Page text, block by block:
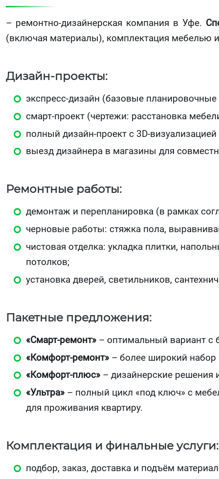
– ремонтно-дизайнерская компания в Уфе.
(включая материалы), комплектация мебелью
Дизайн-проекты:
экспресс‑дизайн (базовые
смарт‑проект (чертежи: расстановка
полный дизайн‑проект с
выезд дизайнера в магазины для
Ремонтные работы:
демонтаж и перепланировка (в рамках
черновые работы: стяжка пола,
чистовая отделка: укладка плитки,
потолков;
установка дверей, светильников,
Пакетные предложения:
«Смарт‑ремонт» – оптимальный вариант
«Комфорт‑ремонт» – более широкий набор
«Комфорт‑плюс» – дизайнерские
«Ультра» – полный цикл «под ключ» с
для проживания квартиру.
Комплектация и финальные услуги:
подбор, заказ, доставка и подъём